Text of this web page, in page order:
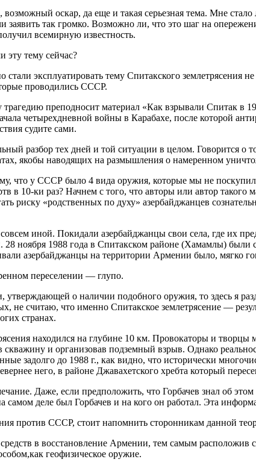
возможный оскар, да еще и такая серьезная тема. Мне
заявить так громко. Возможно ли, что это шаг на
всемирную известность.
эту тему сейчас?
стали эксплуатировать тему Спитакского землетрясения
проводились СССР.
преподносит материал «Как взрывали Спитак в
четырехдневной войны в Карабахе, после которой
судите сами.
разбор тех дней и той ситуации в целом. Говорится
якобы наводящих на размышления о намеренном
что у СССР было 4 вида оружия, которые мы не
в 10-ки раз? Начнем с того, что авторы или автор такого
риску «родственных по духу» азербайджанцев
иной. Покидали азербайджанцы свои села, где их
ноября 1988 года в Спитакском районе (Хамамлы) были
азербайджанцы на территории Армении было, мягко
переселении — глупо.
утверждающей о наличии подобного оружия, то здесь я
не считаю, что именно Спитакское землетрясение —
странах.
находился на глубине 10 км. Провокаторы и
и организовав подземный взрыв. Однако
задолго до 1988 г., как видно, что исторически
него, в районе Джавахетского хребта который
Даже, если предположить, что Горбачев знал об
самом деле был Горбачев и на кого он работал. Эта
против СССР, стоит напомнить сторонникам данной
в восстановление Армении, тем самым
геофизическое оружие.